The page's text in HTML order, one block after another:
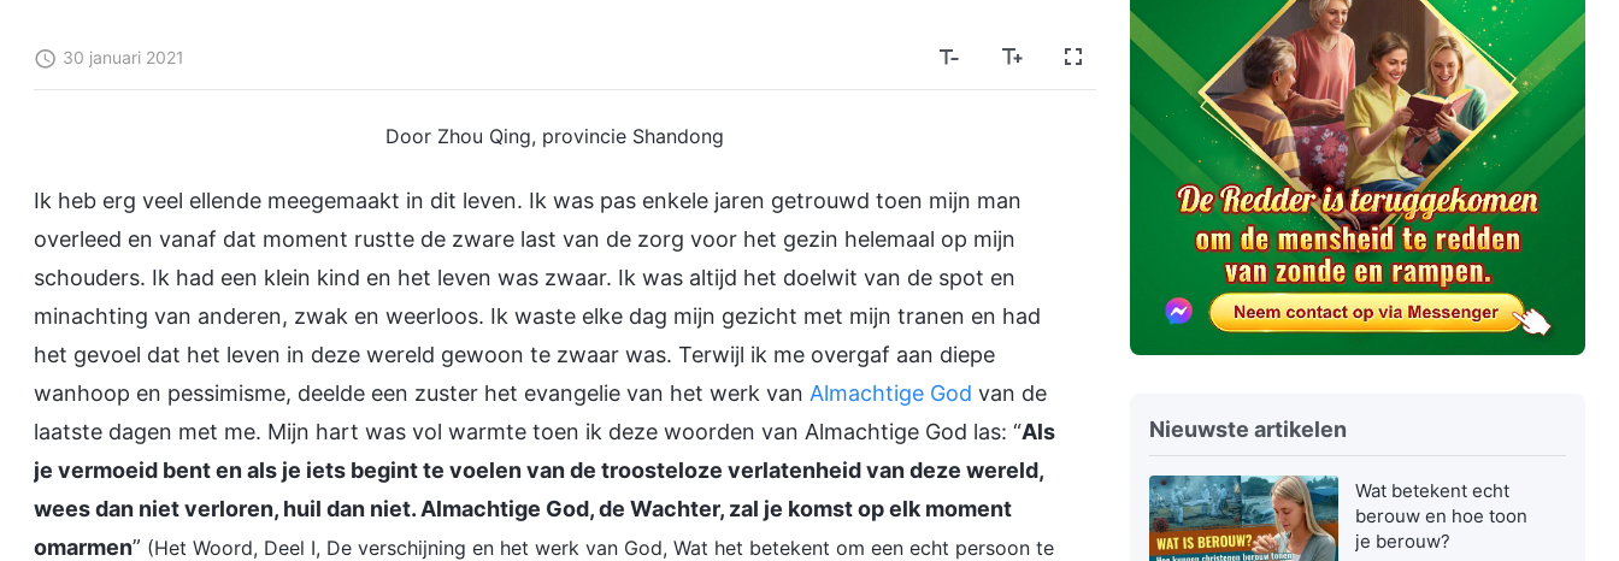
30 januari 2021
Door Zhou Qing, provincie Shandong
Ik heb erg veel ellende meegemaakt in dit leven. Ik was pas enkele jaren getrouwd toen mijn man
overleed en vanaf dat moment rustte de zware last van de zorg voor het gezin helemaal op mijn
schouders. Ik had een klein kind en het leven was zwaar. Ik was altijd het doelwit van de spot en
minachting van anderen, zwak en weerloos. Ik waste elke dag mijn gezicht met mijn tranen en had
het gevoel dat het leven in deze wereld gewoon te zwaar was. Terwijl ik me overgaf aan diepe
wanhoop en pessimisme, deelde een zuster het evangelie van het werk van Almachtige God van de
laatste dagen met me. Mijn hart was vol warmte toen ik deze woorden van Almachtige God las: “Als
je vermoeid bent en als je iets begint te voelen van de troosteloze verlatenheid van deze wereld,
wees dan niet verloren, huil dan niet. Almachtige God, de Wachter, zal je komst op elk moment
omarmen” (Het Woord, Deel I, De verschijning en het werk van God, Wat het betekent om een echt persoon te
Nieuwste artikelen
Wat betekent echt
berouw en hoe toon
je berouw?